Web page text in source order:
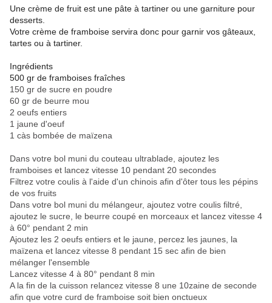
Une crème de fruit est une pâte à tartiner ou une garniture pour
desserts.
Votre crème de framboise servira donc pour garnir vos gâteaux,
tartes ou à tartiner.
Ingrédients
500 gr de framboises fraîches
150 gr de sucre en poudre
60 gr de beurre mou
2 oeufs entiers
1 jaune d'oeuf
1 càs bombée de maïzena
Dans votre bol muni du couteau ultrablade, ajoutez les
framboises et lancez vitesse 10 pendant 20 secondes
Filtrez votre coulis à l'aide d'un chinois afin d'ôter tous les pépins
de vos fruits
Dans votre bol muni du mélangeur, ajoutez votre coulis filtré,
ajoutez le sucre, le beurre coupé en morceaux et lancez vitesse 4
à 60° pendant 2 min
Ajoutez les 2 oeufs entiers et le jaune, percez les jaunes, la
maïzena et lancez vitesse 8 pendant 15 sec afin de bien
mélanger l'ensemble
Lancez vitesse 4 à 80° pendant 8 min
A la fin de la cuisson relancez vitesse 8 une 10zaine de seconde
afin que votre curd de framboise soit bien onctueux